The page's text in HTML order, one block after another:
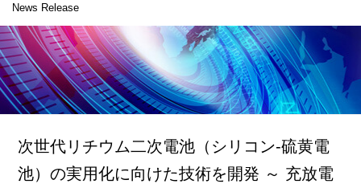
News Release
次世代リチウム二次電池（シリコン‐硫黄電
池）の実用化に向けた技術を開発 ～ 充放電